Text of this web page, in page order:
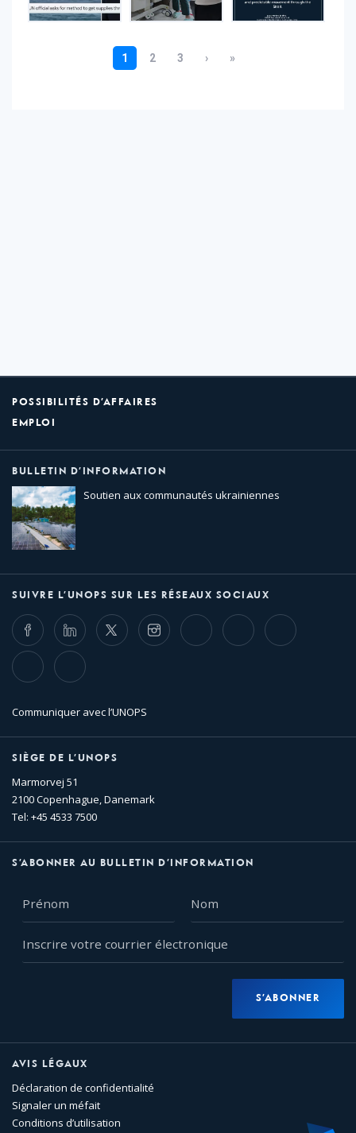
POSSIBILITÉS D’AFFAIRES
EMPLOI
BULLETIN D’INFORMATION
Soutien aux communautés ukrainiennes
SUIVRE L’UNOPS SUR LES RÉSEAUX SOCIAUX
FacebookLinkedIn Twitter InstagramWhatsappBluesky Threads
TikTok Flickr
Communiquer avec l’UNOPS
SIÈGE DE L’UNOPS
Marmorvej 51
2100 Copenhague, Danemark
Tel: +45 4533 7500
S’ABONNER AU BULLETIN D’INFORMATION
votre
S’ABONNER
AVIS LÉGAUX
Déclaration de confidentialité
Signaler un méfait
Conditions d’utilisation